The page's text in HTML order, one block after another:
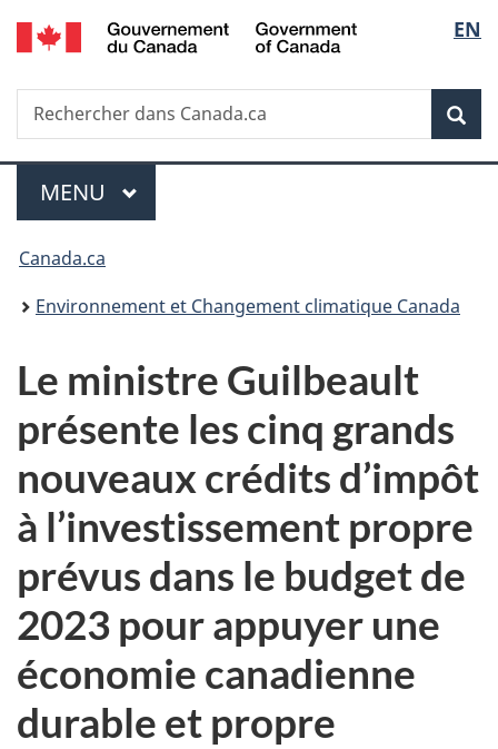
Passer
au
principal
Passer
à
Au
du
Passer
à
version
simplifiée
de
la
EN
Recherche
Rechercher
dans
Menu
MENU PRINCIPAL
Vous
êtes
Canada.ca
Environnement et Changement climatique Canada
Le ministre Guilbeault
présente les cinq grands
nouveaux crédits d’impôt
à l’investissement propre
prévus dans le budget de
2023 pour appuyer une
économie canadienne
durable et propre